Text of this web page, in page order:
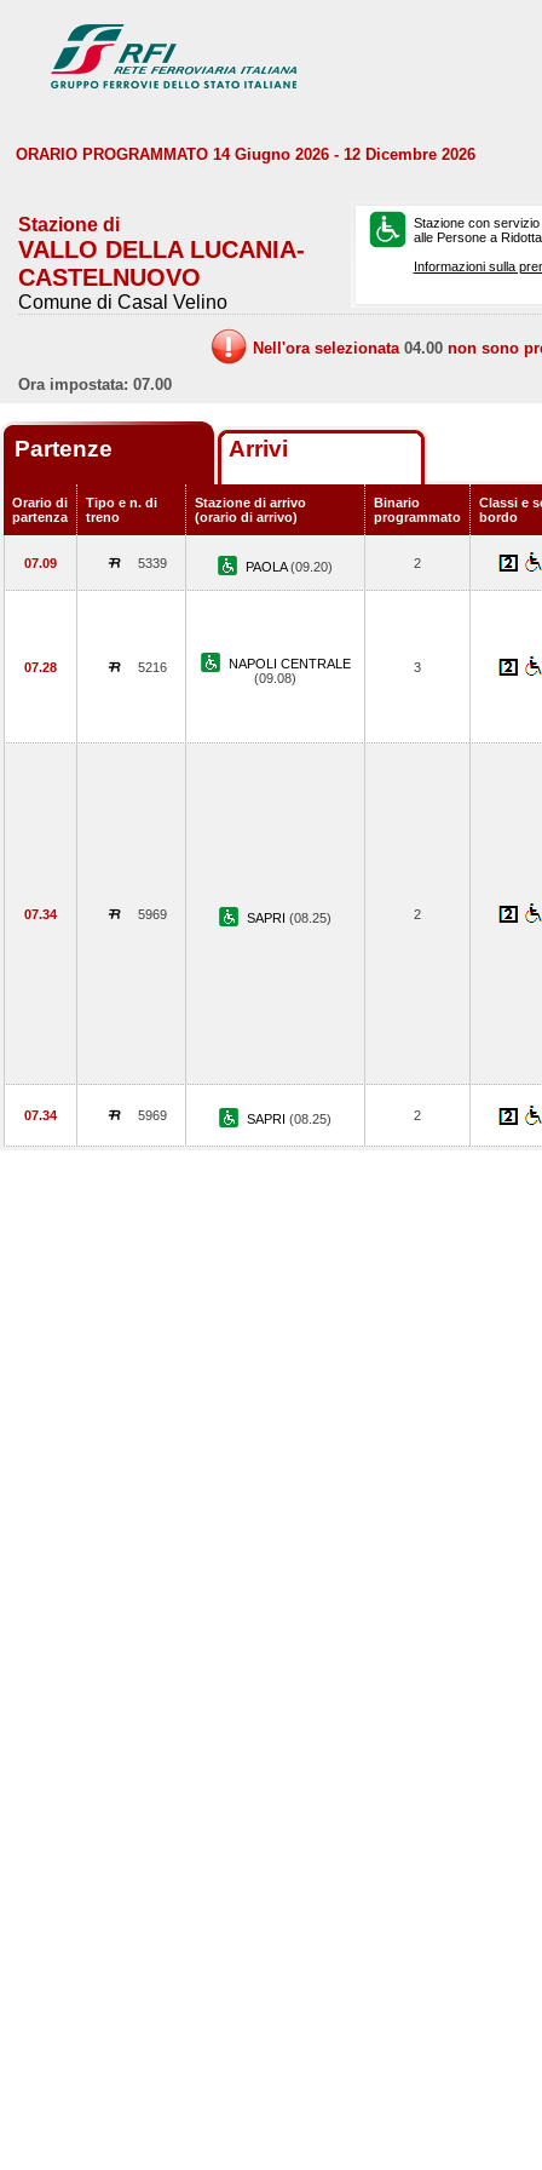
ORARIO PROGRAMMATO 14 Giugno 2026 - 12 Dicembre 2026
Stazione di
VALLO DELLA LUCANIA-
CASTELNUOVO
Comune di Casal Velino
Stazione con
alle Persone a
Informazioni sulla
Nell'ora selezionata 04.00 non sono
Ora impostata: 07.00
Partenze Arrivi
Orario di
partenza
Tipo e n. di
treno
Stazione di arrivo
(orario di arrivo)
Binario
programmato
Classi e
bordo
07.09 5339 PAOLA(09.20) 2
07.28 5216
NAPOLI CENTRALE
(09.08)
3
07.34 5969 SAPRI (08.25) 2
07.34 5969 SAPRI (08.25) 2